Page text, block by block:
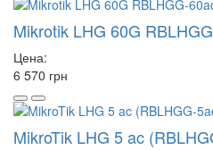
Mikrotik LHG 60G
Цена:
6 570 грн
MikroTik LHG 5 ac